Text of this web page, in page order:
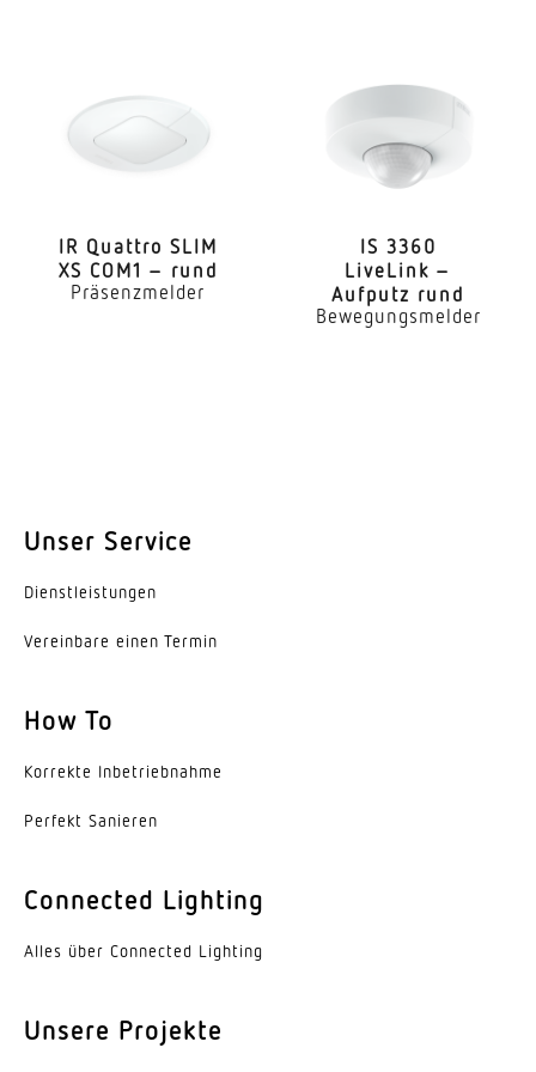
Anwendung, Ort
Innenbereich
Anwendung, Raum
Montageort
Decke
2,8 m
Montagehöhe max
3,50 m
Ja
Erfassungswinkel
180 °
Unterkriechschutz
segmentweise Ausblendung
IR Quattro SLIM
XS COM1 – rund
Präsenzmelder
IS 3360
LiveLink –
Aufputz rund
Bewegungsmelder
Unser Service
Dienst­leis­tungen
Vereinbare einen Termin
How To
Korrekte Inbe­trieb­nahme
Perfekt Sanieren
Connected Lighting
Alles über Connected Lighting
Unsere Projekte